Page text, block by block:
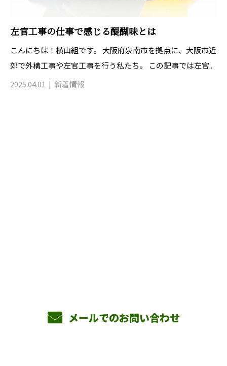
左官工事の仕事で感じる醍醐味とは
こんにちは！横山組です。 大阪府泉南市を拠点に、大阪市近
郊で外構工事や左官工事を行う私たち。 この記事では左官...
2025.04.01
新着情報
メールでのお問い合わせ